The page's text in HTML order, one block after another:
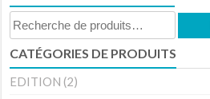
Recherche
pour :
CATÉGORIES DE PRODUITS
EDITION (2)